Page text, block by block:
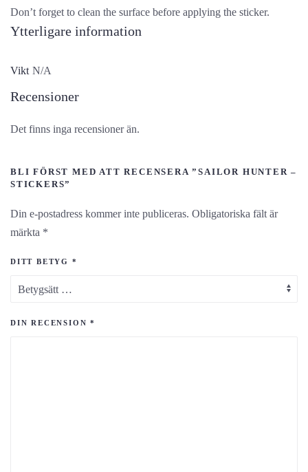
Don’t forget to clean the surface before applying the sticker.
Ytterligare information
Vikt N/A
Recensioner
Det finns inga recensioner än.
BLI FÖRST MED ATT RECENSERA ”SAILOR HUNTER –
STICKERS”
Din e-postadress kommer inte publiceras. Obligatoriska fält är
märkta *
DITT BETYG *
DIN RECENSION*